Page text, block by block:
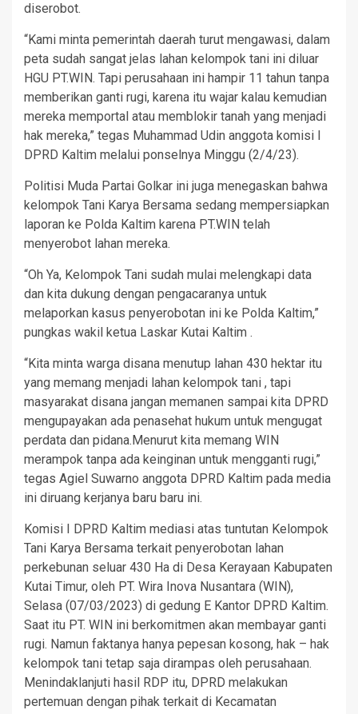
diserobot.
“Kami minta pemerintah daerah turut mengawasi, dalam
peta sudah sangat jelas lahan kelompok tani ini diluar
HGU PT.WIN. Tapi perusahaan ini hampir 11 tahun tanpa
memberikan ganti rugi, karena itu wajar kalau kemudian
mereka memportal atau memblokir tanah yang menjadi
hak mereka,” tegas Muhammad Udin anggota komisi I
DPRD Kaltim melalui ponselnya Minggu (2/4/23).
Politisi Muda Partai Golkar ini juga menegaskan bahwa
kelompok Tani Karya Bersama sedang mempersiapkan
laporan ke Polda Kaltim karena PT.WIN telah
menyerobot lahan mereka.
“Oh Ya, Kelompok Tani sudah mulai melengkapi data
dan kita dukung dengan pengacaranya untuk
melaporkan kasus penyerobotan ini ke Polda Kaltim,”
pungkas wakil ketua Laskar Kutai Kaltim .
“Kita minta warga disana menutup lahan 430 hektar itu
yang memang menjadi lahan kelompok tani , tapi
masyarakat disana jangan memanen sampai kita DPRD
mengupayakan ada penasehat hukum untuk mengugat
perdata dan pidana.Menurut kita memang WIN
merampok tanpa ada keinginan untuk mengganti rugi,”
tegas Agiel Suwarno anggota DPRD Kaltim pada media
ini diruang kerjanya baru baru ini.
Komisi I DPRD Kaltim mediasi atas tuntutan Kelompok
Tani Karya Bersama terkait penyerobotan lahan
perkebunan seluar 430 Ha di Desa Kerayaan Kabupaten
Kutai Timur, oleh PT. Wira Inova Nusantara (WIN),
Selasa (07/03/2023) di gedung E Kantor DPRD Kaltim.
Saat itu PT. WIN ini berkomitmen akan membayar ganti
rugi. Namun faktanya hanya pepesan kosong, hak – hak
kelompok tani tetap saja dirampas oleh perusahaan.
Menindaklanjuti hasil RDP itu, DPRD melakukan
pertemuan dengan pihak terkait di Kecamatan